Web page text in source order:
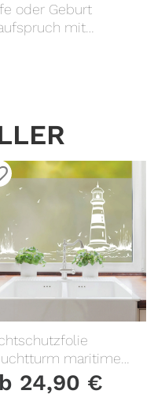
oder Geburt
mit
maritime
Fensterdeko
24,90 €